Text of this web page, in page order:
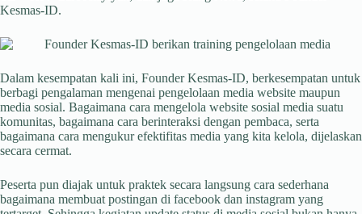
Kesmas-ID.
Dalam kesempatan kali ini, Founder Kesmas-ID, berkesempatan untuk
berbagi pengalaman mengenai pengelolaan media website maupun
media sosial. Bagaimana cara mengelola website sosial media suatu
komunitas, bagaimana cara berinteraksi dengan pembaca, serta
bagaimana cara mengukur efektifitas media yang kita kelola, dijelaskan
secara cermat.
Peserta pun diajak untuk praktek secara langsung cara sederhana
bagaimana membuat postingan di facebook dan instagram yang